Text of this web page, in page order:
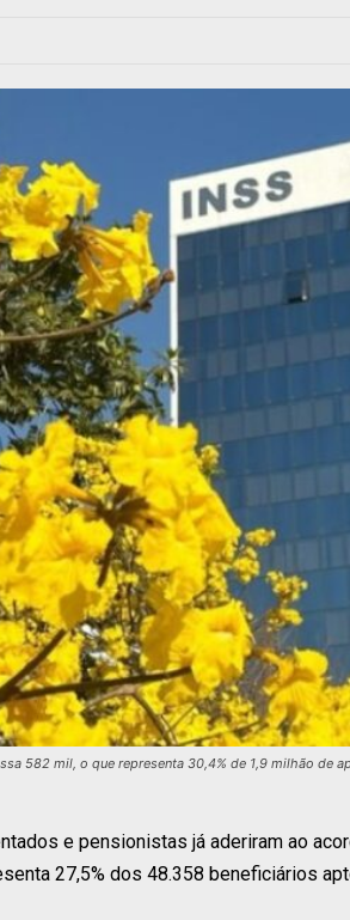
582 mil, o que representa 30,4% de 1,9 milhão de
e pensionistas já aderiram ao
27,5% dos 48.358 beneficiários